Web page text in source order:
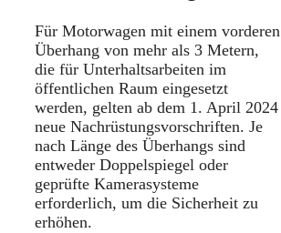
Für Motorwagen mit einem vorderen
Überhang von mehr als 3 Metern,
die für Unterhaltsarbeiten im
öffentlichen Raum eingesetzt
werden, gelten ab dem 1. April 2024
neue Nachrüstungsvorschriften. Je
nach Länge des Überhangs sind
entweder Doppelspiegel oder
geprüfte Kamerasysteme
erforderlich, um die Sicherheit zu
erhöhen.